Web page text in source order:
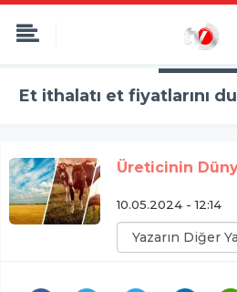
Et ithalatı et fiyatlarını
Üreticinin
10.05.2024 - 12:14